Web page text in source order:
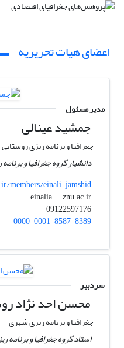
اعضای هیات تحریریه
مدیر مسئول
جمشید عینالی
جغرافیا و برنامه ریزی روستایی
دانشیار گروه جغرافیا و
members/einali-jamshid
einalia
znu.ac.ir
09122597176
0000-0001-8587-8389
سردبیر
محسن احد نژاد
جغرافیا و برنامه ریزی شهری
استاد گروه جغرافیا و